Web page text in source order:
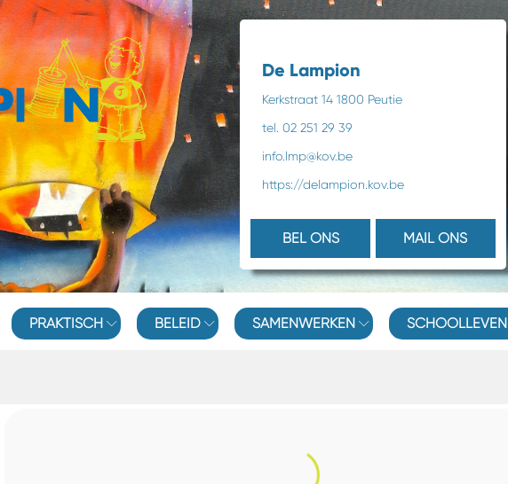
De Lampion
Kerkstraat 14 1800 Peutie
tel. 02 251 29 39
info.lmp@kov.be
https://delampion.kov.be
BEL ONS MAIL ONS
PRAKTISCH BELEID SAMENWERKEN SCHOOLLEVEN